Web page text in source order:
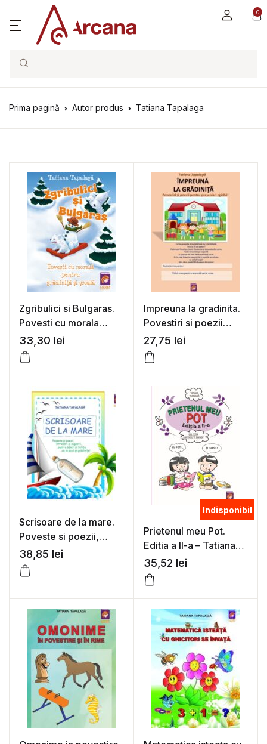
0
Search
Prima pagină Autor produs Tatiana Tapalaga
Zgribulici si Bulgaras.
Povesti cu morala
pentru gradinita si
scoala – Tatiana
Tapalaga
33,30 lei
Impreuna la gradinita.
Povestiri si poezii
pentru prescolari
zglobii! – Tatiana
Tapalaga
27,75 lei
Scrisoare de la mare.
Poveste si poezii,
intrebari si sugestii,
pentru baieti si fetite
de la scoli si gradinite!
38,85 lei
Indisponibil
Prietenul meu Pot.
Editia a II-a – Tatiana
Tapalaga
35,52 lei